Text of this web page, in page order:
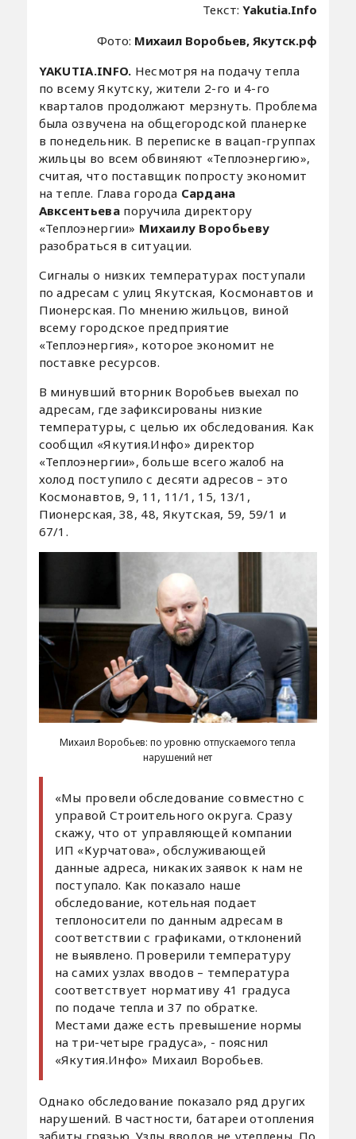
Текст:Yakutia.Info
Фото: Михаил Воробьев, Якутск.рф
YAKUTIA.INFO. Несмотря на подачу тепла
по всему Якутску, жители 2-го и 4-го
кварталов продолжают мерзнуть. Проблема
была озвучена на общегородской планерке
в понедельник. В переписке в вацап-группах
жильцы во всем обвиняют «Теплоэнергию»,
считая, что поставщик попросту экономит
на тепле. Глава города Сардана
Авксентьева поручила директору
«Теплоэнергии» Михаилу Воробьеву
разобраться в ситуации.
Сигналы о низких температурах поступали
по адресам с улиц Якутская, Космонавтов и
Пионерская. По мнению жильцов, виной
всему городское предприятие
«Теплоэнергия», которое экономит не
поставке ресурсов.
В минувший вторник Воробьев выехал по
адресам, где зафиксированы низкие
температуры, с целью их обследования. Как
сообщил «Якутия.Инфо» директор
«Теплоэнергии», больше всего жалоб на
холод поступило с десяти адресов – это
Космонавтов, 9, 11, 11/1, 15, 13/1,
Пионерская, 38, 48, Якутская, 59, 59/1 и
67/1.
Михаил Воробьев: по уровню отпускаемого тепла
нарушений нет
«Мы провели обследование совместно с
управой Строительного округа. Сразу
скажу, что от управляющей компании
ИП «Курчатова», обслуживающей
данные адреса, никаких заявок к нам не
поступало. Как показало наше
обследование, котельная подает
теплоносители по данным адресам в
соответствии с графиками, отклонений
не выявлено. Проверили температуру
на самих узлах вводов – температура
соответствует нормативу 41 градуса
по подаче тепла и 37 по обратке.
Местами даже есть превышение нормы
на три-четыре градуса», - пояснил
«Якутия.Инфо» Михаил Воробьев.
Однако обследование показало ряд других
нарушений. В частности, батареи отопления
забиты грязью. Узлы вводов не утеплены. По